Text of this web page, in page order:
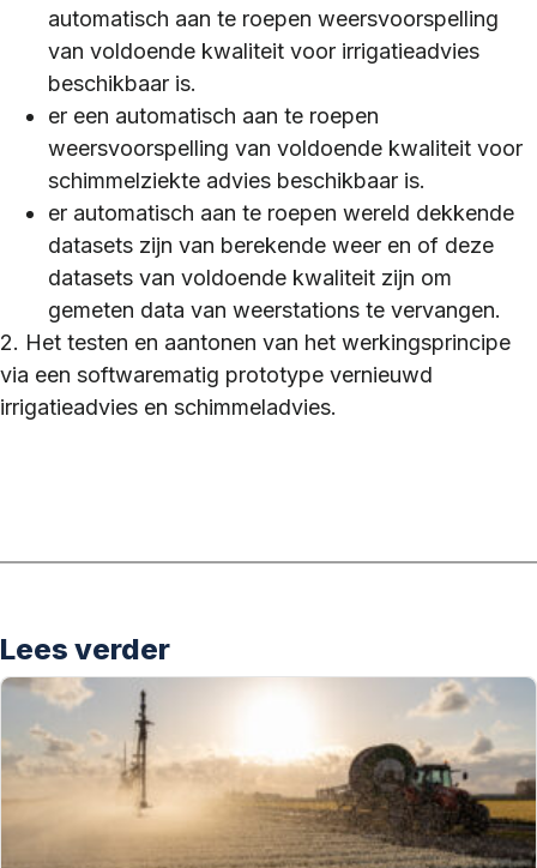
automatisch aan te roepen weersvoorspelling
van voldoende kwaliteit voor irrigatieadvies
beschikbaar is.
er een automatisch aan te roepen
weersvoorspelling van voldoende kwaliteit voor
schimmelziekte advies beschikbaar is.
er automatisch aan te roepen wereld dekkende
datasets zijn van berekende weer en of deze
datasets van voldoende kwaliteit zijn om
gemeten data van weerstations te vervangen.
2. Het testen en aantonen van het werkingsprincipe
via een softwarematig prototype vernieuwd
irrigatieadvies en schimmeladvies.
Lees verder